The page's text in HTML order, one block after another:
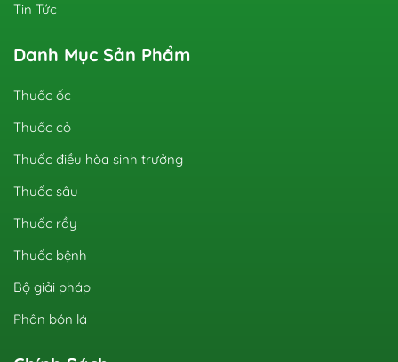
Tin Tức
Danh Mục Sản Phẩm
Thuốc ốc
Thuốc cỏ
Thuốc điều hòa sinh trưởng
Thuốc sâu
Thuốc rầy
Thuốc bệnh
Bộ giải pháp
Phân bón lá